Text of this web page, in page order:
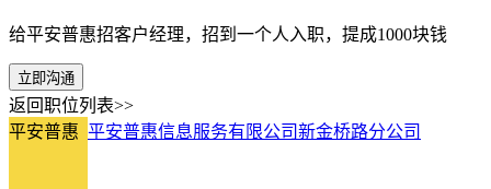
给平安普惠招客户经理，招到一个人入职，提成1000块钱
立即沟通
返回职位列表>>
平安普惠 平安普惠信息服务有限公司新金桥路分公司